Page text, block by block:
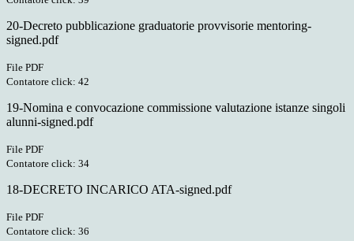
20-Decreto pubblicazione graduatorie provvisorie mentoring-
signed.pdf
File PDF
Contatore click: 42
19-Nomina e convocazione commissione valutazione istanze singoli
alunni-signed.pdf
File PDF
Contatore click: 34
18-DECRETO INCARICO ATA-signed.pdf
File PDF
Contatore click: 36